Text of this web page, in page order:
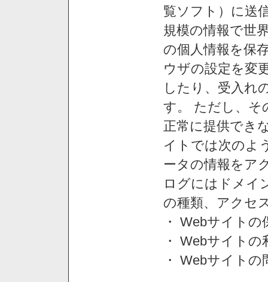
覧ソフト）に送
規模の情報で世
の個人情報を保
ウザの設定を変
したり、受入れ
す。 ただし、そ
正常に提供でき
イトでは次のよ
ータの情報をア
ログにはドメイ
の種類、アクセ
・ Webサイトの
・ Webサイト
・ Webサイト